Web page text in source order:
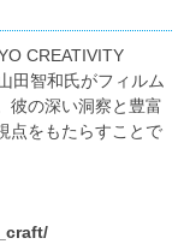
CREATIVITY
田智和氏がフィルム
彼の深い洞察と豊富
点をもたらすことで